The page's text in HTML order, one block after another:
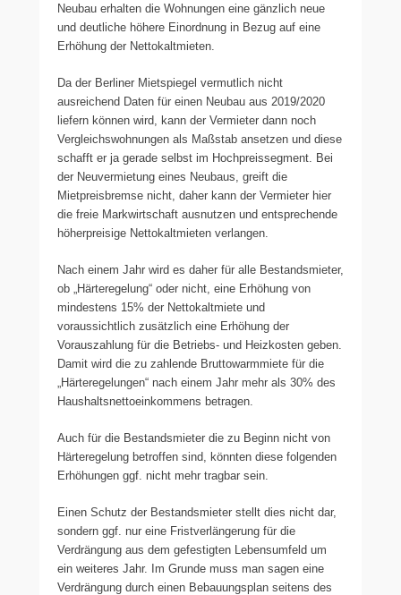
Neubau erhalten die Wohnungen eine gänzlich neue
und deutliche höhere Einordnung in Bezug auf eine
Erhöhung der Nettokaltmieten.
Da der Berliner Mietspiegel vermutlich nicht
ausreichend Daten für einen Neubau aus 2019/2020
liefern können wird, kann der Vermieter dann noch
Vergleichswohnungen als Maßstab ansetzen und diese
schafft er ja gerade selbst im Hochpreissegment. Bei
der Neuvermietung eines Neubaus, greift die
Mietpreisbremse nicht, daher kann der Vermieter hier
die freie Markwirtschaft ausnutzen und entsprechende
höherpreisige Nettokaltmieten verlangen.
Nach einem Jahr wird es daher für alle Bestandsmieter,
ob „Härteregelung“ oder nicht, eine Erhöhung von
mindestens 15% der Nettokaltmiete und
voraussichtlich zusätzlich eine Erhöhung der
Vorauszahlung für die Betriebs- und Heizkosten geben.
Damit wird die zu zahlende Bruttowarmmiete für die
„Härteregelungen“ nach einem Jahr mehr als 30% des
Haushaltsnettoeinkommens betragen.
Auch für die Bestandsmieter die zu Beginn nicht von
Härteregelung betroffen sind, könnten diese folgenden
Erhöhungen ggf. nicht mehr tragbar sein.
Einen Schutz der Bestandsmieter stellt dies nicht dar,
sondern ggf. nur eine Fristverlängerung für die
Verdrängung aus dem gefestigten Lebensumfeld um
ein weiteres Jahr. Im Grunde muss man sagen eine
Verdrängung durch einen Bebauungsplan seitens des